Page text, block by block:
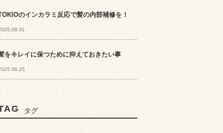
のインカラミ反応で髪の内部補修を！
をキレイに保つために抑えておきたい事
タグ